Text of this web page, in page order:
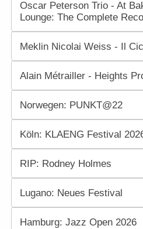
Oscar Peterson Trio - At
Lounge: The Complete
Meklin Nicolai Weiss - Il
Alain Métrailler - Heights
Norwegen: PUNKT@22
Köln: KLAENG Festival
RIP: Rodney Holmes
Lugano: Neues Festival
Hamburg: Jazz Open 2026